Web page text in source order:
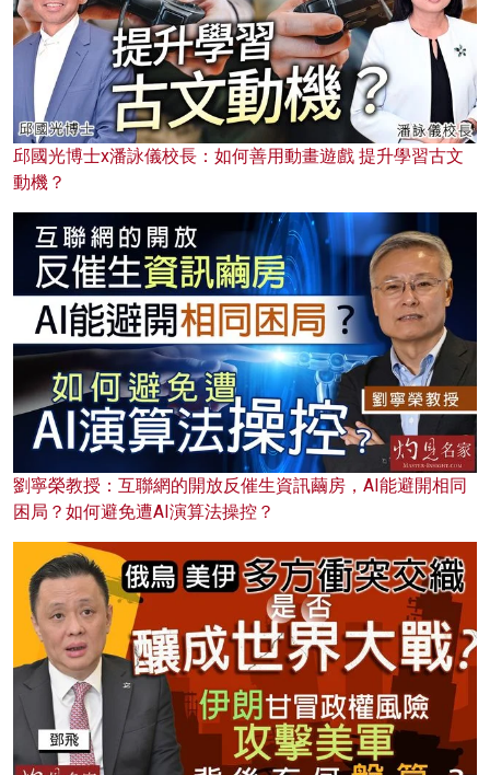
邱國光博士x潘詠儀校長：如何善用動畫遊戲 提升學習古文
動機？
劉寧榮教授：互聯網的開放反催生資訊繭房，AI能避開相同
困局？如何避免遭AI演算法操控？